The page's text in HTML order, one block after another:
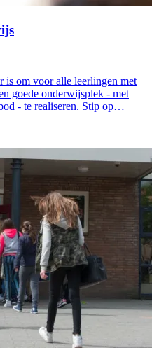
is om voor alle leerlingen met
goede onderwijsplek - met
- te realiseren. Stip op…